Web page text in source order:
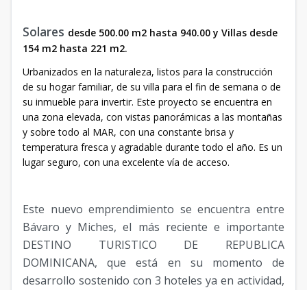
Solares desde 500.00 m2 hasta 940.00 y Villas desde
154 m2 hasta 221 m2.
Urbanizados en la naturaleza, listos para la construcción
de su hogar familiar, de su villa para el fin de semana o de
su inmueble para invertir. Este proyecto se encuentra en
una zona elevada, con vistas panorámicas a las montañas
y sobre todo al MAR, con una constante brisa y
temperatura fresca y agradable durante todo el año. Es un
lugar seguro, con una excelente vía de acceso.
Este nuevo emprendimiento se encuentra entre
Bávaro y Miches, el más reciente e importante
DESTINO TURISTICO DE REPUBLICA
DOMINICANA, que está en su momento de
desarrollo sostenido con 3 hoteles ya en actividad,